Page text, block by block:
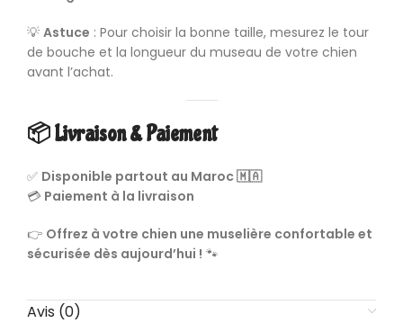
💡 Astuce : Pour choisir la bonne taille, mesurez le tour
de bouche et la longueur du museau de votre chien
avant l’achat.
📦 Livraison & Paiement
✅ Disponible partout au Maroc 🇲🇦
💳 Paiement à la livraison
👉 Offrez à votre chien une muselière confortable et
sécurisée dès aujourd’hui ! 🐾
Avis (0)